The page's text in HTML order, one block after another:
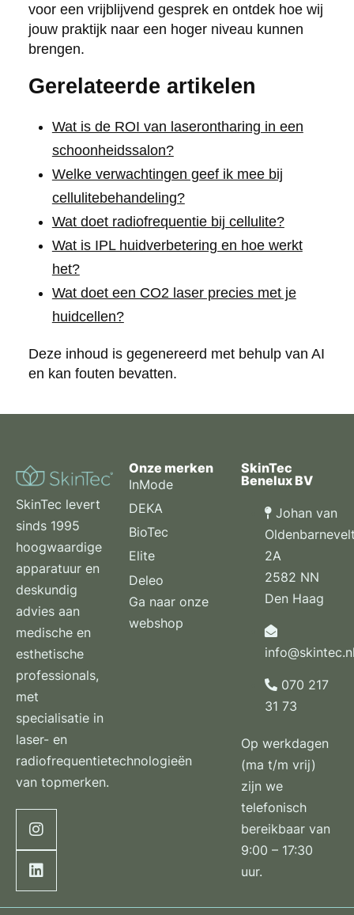
voor een vrijblijvend gesprek en ontdek hoe wij
jouw praktijk naar een hoger niveau kunnen
brengen.
Gerelateerde artikelen
Wat is de ROI van laserontharing in een
schoonheidssalon?
Welke verwachtingen geef ik mee bij
cellulitebehandeling?
Wat doet radiofrequentie bij cellulite?
Wat is IPL huidverbetering en hoe werkt
het?
Wat doet een CO2 laser precies met je
huidcellen?
Deze inhoud is gegenereerd met behulp van AI
en kan fouten bevatten.
SkinTec levert
sinds 1995
hoogwaardige
apparatuur en
deskundig
advies aan
medische en
esthetische
professionals,
met
specialisatie in
laser- en
radiofrequentietechnologieën
van topmerken.
Onze merken
InMode
DEKA
BioTec
Elite
Deleo
Ga naar onze
webshop
SkinTec
Benelux BV
Johan van
2A
2582 NN
Den Haag
070 217
31 73
Op werkdagen
(ma t/m vrij)
zijn we
telefonisch
bereikbaar van
9:00 – 17:30
uur.